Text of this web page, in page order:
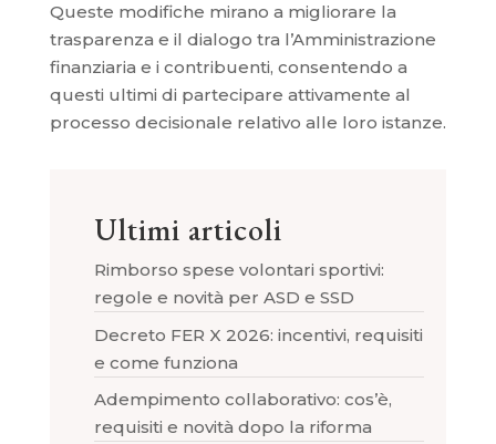
Queste modifiche mirano a migliorare la
trasparenza e il dialogo tra l’Amministrazione
finanziaria e i contribuenti, consentendo a
questi ultimi di partecipare attivamente al
processo decisionale relativo alle loro istanze.
Ultimi articoli
Rimborso spese volontari sportivi:
regole e novità per ASD e SSD
Decreto FER X 2026: incentivi, requisiti
e come funziona
Adempimento collaborativo: cos’è,
requisiti e novità dopo la riforma